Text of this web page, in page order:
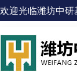
欢迎光临潍坊中